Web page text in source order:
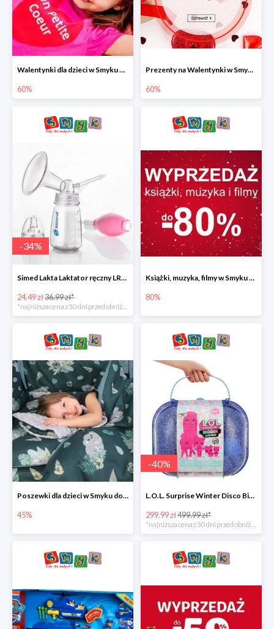
Walentynki dla dzieci w Smyku do -60%
60%
Prezenty na Walentynki w Smyku do -60%
60%
-34%
Simed Lakta Laktator ręczny LR-8 -34%
24.49 zł36.99 zł*
*najniższa cena z 30 dni przed obniżką
Książki, muzyka, filmy w Smyku do -80%
80%
Poszewki dla dzieci w Smyku do -45%
45%
-40%
L.O.L. Surprise Winter Disco Bigger Surprise Zestaw laleczek w walizce -40%
299.99 zł499.99 zł*